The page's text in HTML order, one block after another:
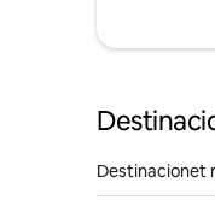
Destinacionet